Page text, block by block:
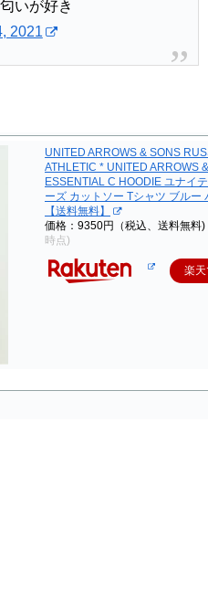
いが好き
2021
UNITED ARROWS & SONS
ATHLETIC * UNITED ARROWS
ESSENTIAL C HOODIE ユナイ
ーズ カットソー Tシャツ ブルー
【送料無料】
価格：9350円（税込、送料無料)
時点)
楽